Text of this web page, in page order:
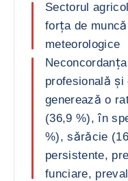
Sectorul
forța de
meteorologice
profesională
generează o
(36,9 %), în
%), sărăcie
persistente,
funciare,